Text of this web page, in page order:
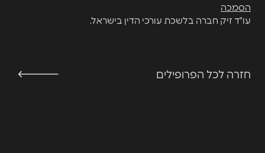
הסמכה
עו"ד זיק חברה בלשכת עורכי הדין בישראל.
חזרה לכל הפרופילים